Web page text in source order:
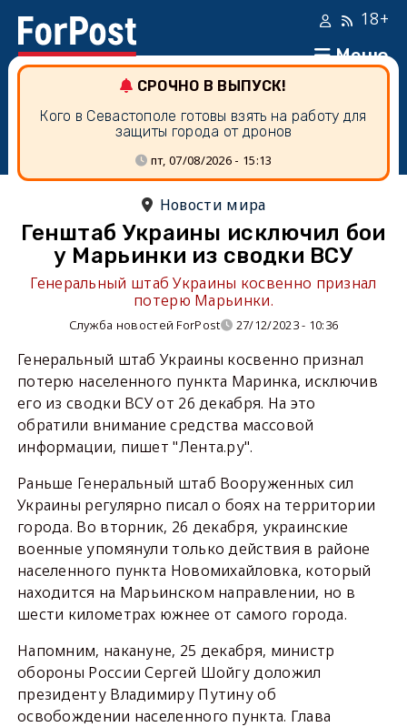
Меню
18+
СРОЧНО В ВЫПУСК!
Кого в Севастополе готовы взять на работу для
защиты города от дронов
пт, 07/08/2026 - 15:13
Новости мира
Генштаб Украины исключил бои
у Марьинки из сводки ВСУ
Генеральный штаб Украины косвенно признал
потерю Марьинки.
Служба новостей ForPost 27/12/2023 - 10:36
Генеральный штаб Украины косвенно признал
потерю населенного пункта Маринка, исключив
его из сводки ВСУ от 26 декабря. На это
обратили внимание средства массовой
информации, пишет "Лента.ру".
Раньше Генеральный штаб Вооруженных сил
Украины регулярно писал о боях на территории
города. Во вторник, 26 декабря, украинские
военные упомянули только действия в районе
населенного пункта Новомихайловка, который
находится на Марьинском направлении, но в
шести километрах южнее от самого города.
Напомним, накануне, 25 декабря, министр
обороны России Сергей Шойгу доложил
президенту Владимиру Путину об
освобождении населенного пункта. Глава